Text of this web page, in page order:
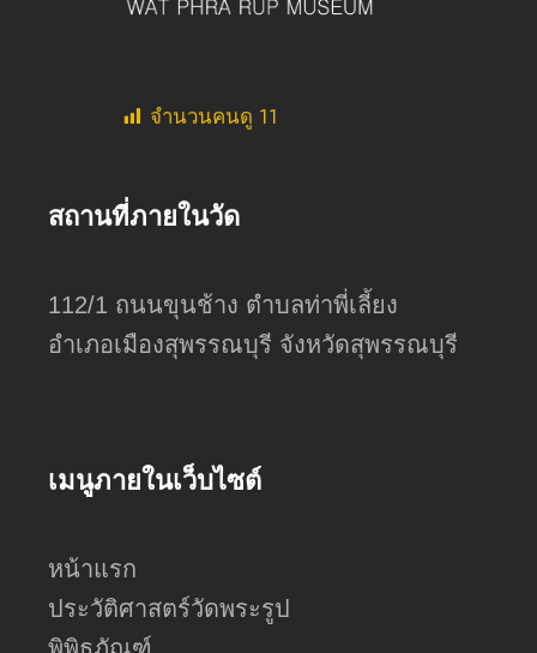
จำนวนคนดู 11
สถานที่ภายในวัด
112/1 ถนนขุนช้าง ตำบลท่าพี่เลี้ยง
อำเภอเมืองสุพรรณบุรี จังหวัดสุพรรณบุรี
เมนูภายในเว็บไซต์
หน้าแรก
ประวัติศาสตร์วัดพระรูป